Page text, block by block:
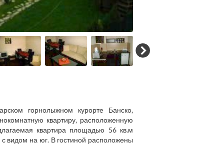
горнолыжном курорте Банско,
квартиру, расположенную
квартира площадью 56 кв.м
видом на юг. В гостиной расположены